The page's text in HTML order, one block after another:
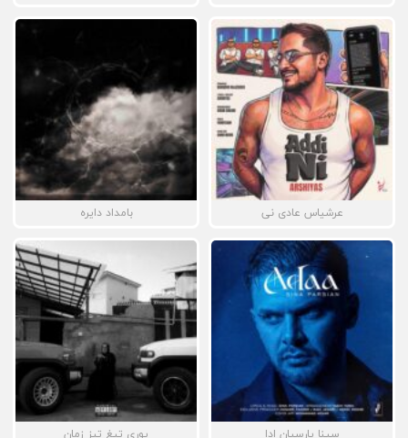
عرشیاس عادی نی بامداد دایره
سینا پارسیان ادا پوری تیغ تیز زمان